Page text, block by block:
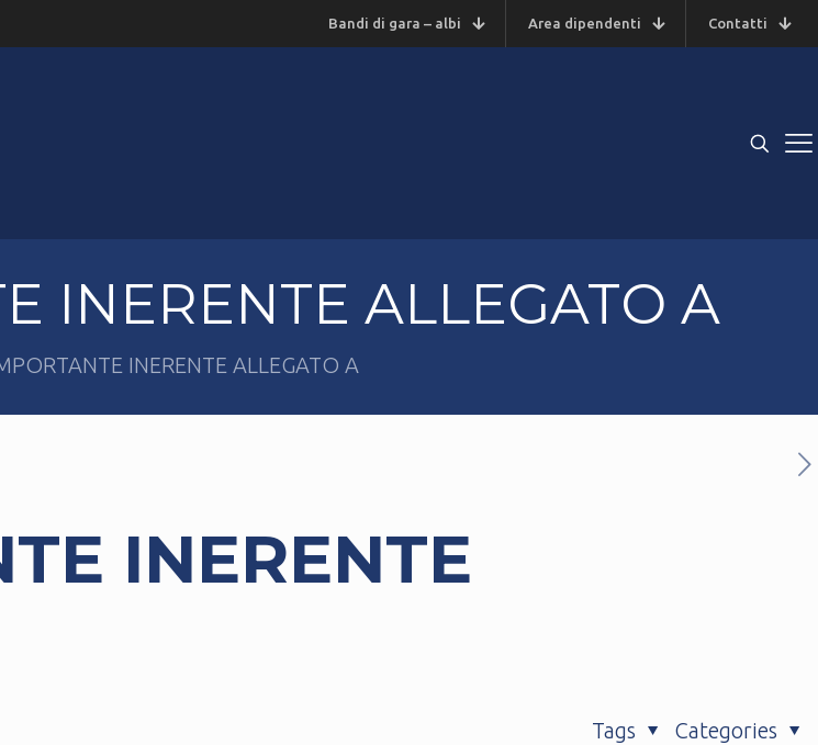
Bandi di gara – albi Area dipendenti Contatti
INERENTE ALLEGATO A
INERENTE ALLEGATO A
INERENTE
Categories
Tags